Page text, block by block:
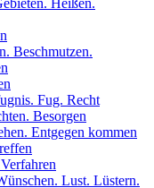
Heißen.
Beschmutzen.
Fug. Recht
Besorgen
Entgegen kommen
Lust. Lüstern.